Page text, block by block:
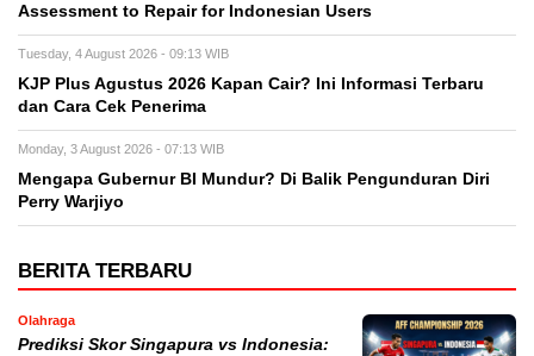
Assessment to Repair for Indonesian Users
Tuesday, 4 August 2026 - 09:13 WIB
KJP Plus Agustus 2026 Kapan Cair? Ini Informasi Terbaru
dan Cara Cek Penerima
Monday, 3 August 2026 - 07:13 WIB
Mengapa Gubernur BI Mundur? Di Balik Pengunduran Diri
Perry Warjiyo
BERITA TERBARU
Olahraga
Prediksi Skor Singapura vs Indonesia: